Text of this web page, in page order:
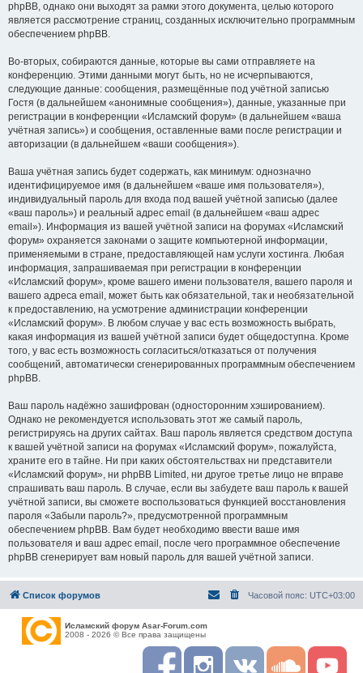
phpBB, однако они выходят за рамки этого документа, целью которого
является рассмотрение страниц, созданных исключительно программным
обеспечением phpBB.
Во-вторых, собираются данные, которые вы сами отправляете на
конференцию. Этими данными могут быть, но не исчерпываются,
следующие данные: сообщения, размещённые под учётной записью
Гостя (в дальнейшем «анонимные сообщения»), данные, указанные при
регистрации в конференции «Исламский форум» (в дальнейшем «ваша
учётная запись») и сообщения, оставленные вами после регистрации и
авторизации (в дальнейшем «ваши сообщения»).
Ваша учётная запись будет содержать, как минимум: однозначно
идентифицируемое имя (в дальнейшем «ваше имя пользователя»),
индивидуальный пароль для входа под вашей учётной записью (далее
«ваш пароль») и реальный адрес email (в дальнейшем «ваш адрес
email»). Информация из вашей учётной записи на форумах «Исламский
форум» охраняется законами о защите компьютерной информации,
применяемыми в стране, предоставляющей нам услуги хостинга. Любая
информация, запрашиваемая при регистрации в конференции
«Исламский форум», кроме вашего имени пользователя, вашего пароля и
вашего адреса email, может быть как обязательной, так и необязательной
к предоставлению, на усмотрение администрации конференции
«Исламский форум». В любом случае у вас есть возможность выбрать,
какая информация из вашей учётной записи будет общедоступна. Кроме
того, у вас есть возможность согласиться/отказаться от получения
сообщений, автоматически сгенерированных программным обеспечением
phpBB.
Ваш пароль надёжно зашифрован (односторонним хэшированием).
Однако не рекомендуется использовать этот же самый пароль,
регистрируясь на других сайтах. Ваш пароль является средством доступа
к вашей учётной записи на форумах «Исламский форум», пожалуйста,
храните его в тайне. Ни при каких обстоятельствах ни представители
«Исламский форум», ни phpBB Limited, ни другое третье лицо не вправе
спрашивать ваш пароль. В случае, если вы забудете ваш пароль к вашей
учётной записи, вы сможете воспользоваться функцией восстановления
пароля «Забыли пароль?», предусмотренной программным
обеспечением phpBB. Вам будет необходимо ввести ваше имя
пользователя и ваш адрес email, после чего программное обеспечение
phpBB сгенерирует вам новый пароль для вашей учётной записи.
Список форумов Часовой пояс: UTC+03:00
Исламский форум Asar-Forum.com
2008 - 2026 © Все права защищены
F I R S Y